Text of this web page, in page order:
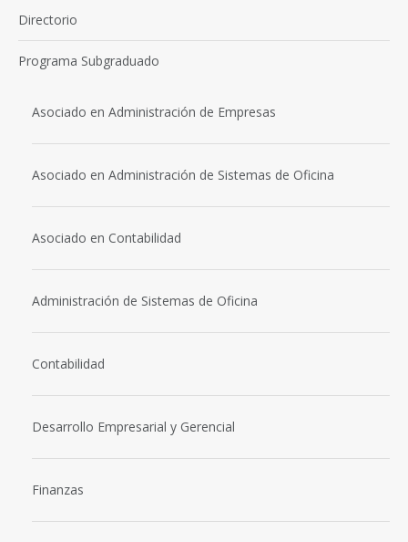
Directorio
Programa Subgraduado
Asociado en Administración de Empresas
Asociado en Administración de Sistemas de Oficina
Asociado en Contabilidad
Administración de Sistemas de Oficina
Contabilidad
Desarrollo Empresarial y Gerencial
Finanzas